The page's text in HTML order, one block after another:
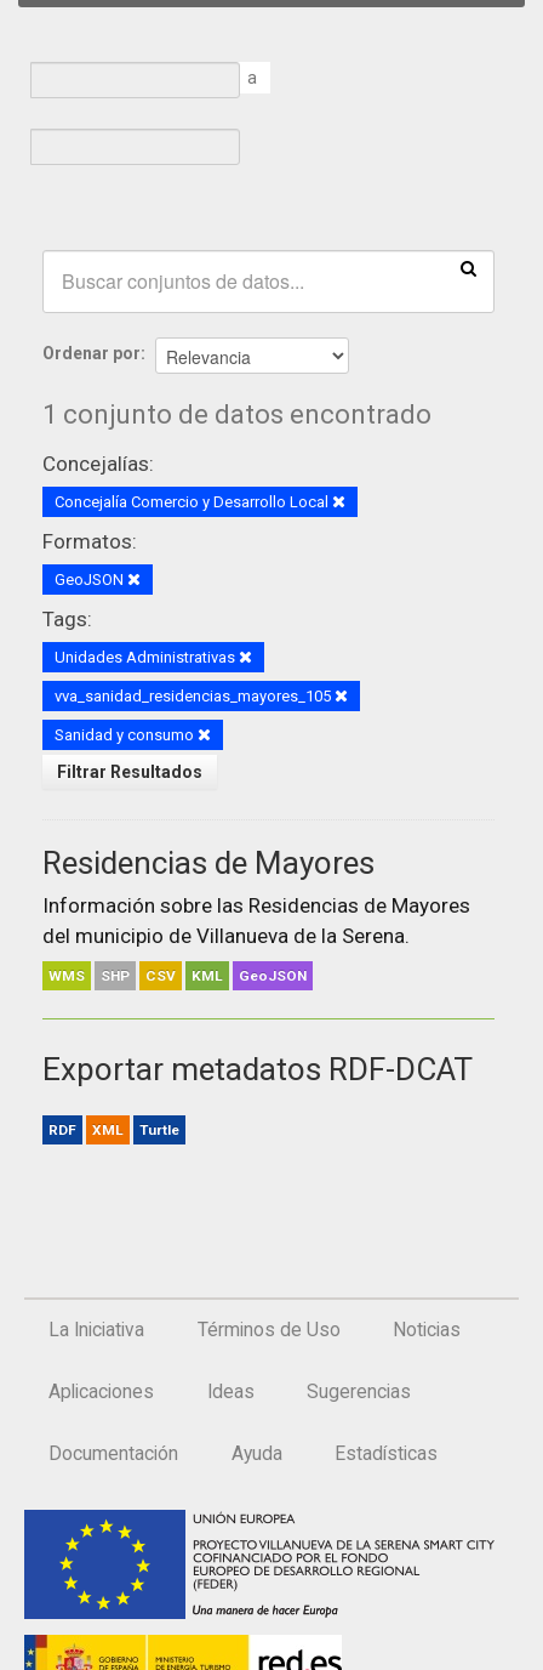
a
Ordenar por
1 conjunto de datos encontrado
Concejalías:
Concejalía Comercio y Desarrollo Local
Formatos:
GeoJSON
Tags:
Unidades Administrativas
vva_sanidad_residencias_mayores_105
Sanidad y consumo
Filtrar Resultados
Residencias de Mayores
Información sobre las Residencias de Mayores
del municipio de Villanueva de la Serena.
WMS SHP CSV KML GeoJSON
Exportar metadatos RDF-DCAT
RDF XML Turtle
La Iniciativa Términos de Uso Noticias
Aplicaciones Ideas Sugerencias
Documentación Ayuda Estadísticas